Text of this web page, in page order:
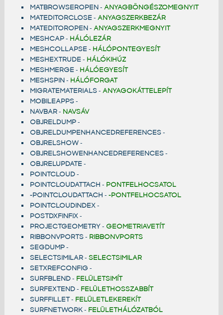
MATBROWSEROPEN- ANYAGBÖNGÉSZOMEGNYIT
MATEDITORCLOSE- ANYAGSZERKBEZÁR
MATEDITOROPEN- ANYAGSZERKMEGNYIT
MESHCAP- HÁLÓLEZÁR
MESHCOLLAPSE- HÁLÓPONTEGYESÍT
MESHEXTRUDE- HÁLÓKIHÚZ
MESHMERGE- HÁLÓEGYESÍT
MESHSPIN- HÁLÓFORGAT
MIGRATEMATERIALS- ANYAGOKÁTTELEPÍT
MOBILEAPPS-
NAVBAR- NAVSÁV
OBJRELDUMP-
OBJRELDUMPENHANCEDREFERENCES-
OBJRELSHOW-
OBJRELSHOWENHANCEDREFERENCES-
OBJRELUPDATE-
POINTCLOUD-
POINTCLOUDATTACH - PONTFELHOCSATOL
-POINTCLOUDATTACH - -PONTFELHOCSATOL
POINTCLOUDINDEX-
POSTDXFINFIX-
PROJECTGEOMETRY- GEOMETRIAVETÍT
RIBBONVPORTS- RIBBONVPORTS
SEGDUMP-
SELECTSIMILAR- SELECTSIMILAR
SETXREFCONFIG-
SURFBLEND- FELÜLETSIMÍT
SURFEXTEND- FELÜLETHOSSZABBÍT
SURFFILLET- FELÜLETLEKEREKÍT
SURFNETWORK- FELÜLETHÁLÓZATBÓL